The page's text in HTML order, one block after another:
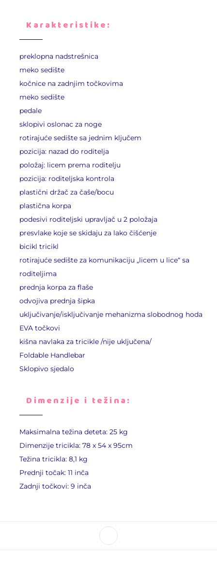
Karakteristike:
preklopna nadstrešnica
meko sedište
kočnice na zadnjim točkovima
meko sedište
pedale
sklopivi oslonac za noge
rotirajuće sedište sa jednim ključem
pozicija: nazad do roditelja
položaj: licem prema roditelju
pozicija: roditeljska kontrola
plastični držač za čaše/bocu
plastična korpa
podesivi roditeljski upravljač u 2 položaja
presvlake koje se skidaju za lako čišćenje
bicikl tricikl
rotirajuće sedište za komunikaciju „licem u lice“ sa
roditeljima
prednja korpa za flaše
odvojiva prednja šipka
uključivanje/isključivanje mehanizma slobodnog hoda
EVA točkovi
kišna navlaka za tricikle /nije uključena/
Foldable Handlebar
Sklopivo sjedalo
Dimenzije i težina:
Maksimalna težina deteta: 25 kg
Dimenzije tricikla: 78 x 54 x 95cm
Težina tricikla: 8,1 kg
Prednji točak: 11 inča
Zadnji točkovi: 9 inča